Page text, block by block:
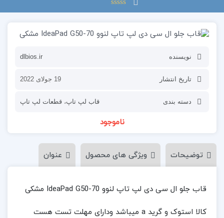
نویسنده dlbios.ir
تاریخ انتشار 19 جولای 2022
دسته بندی قاب لپ تاپ، قطعات لپ تاپ
ناموجود
توضیحات ویژگی های محصول عنوان
قاب جلو ال سی دی لپ تاپ لنوو IdeaPad G50-70 مشکی
کالا استوک و گرید a میباشد ودارای مهلت تست هست